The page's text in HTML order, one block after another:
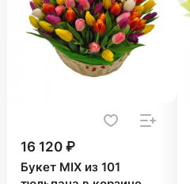
16 120 ₽
Букет MIX из 101